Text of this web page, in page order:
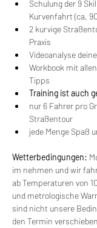
Schulung der 9
Kurvenfahrt (ca.
2 kurvige
Praxis
Videoanalyse
Workbook mit
Tipps
Training ist auch
nur 6 Fahrer pro
Straßentour
jede Menge Spaß
Wetterbedingungen:
im nehmen und wir
ab Temperaturen von
und metrologische
sind nicht unsere
den Termin